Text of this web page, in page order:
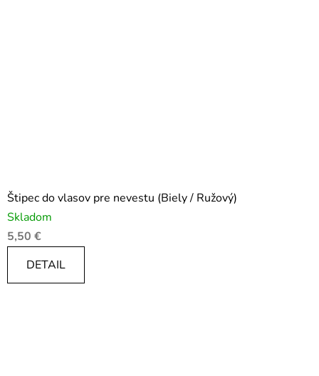
Štipec do vlasov pre nevestu (Biely / Ružový)
Skladom
5,50 €
DETAIL